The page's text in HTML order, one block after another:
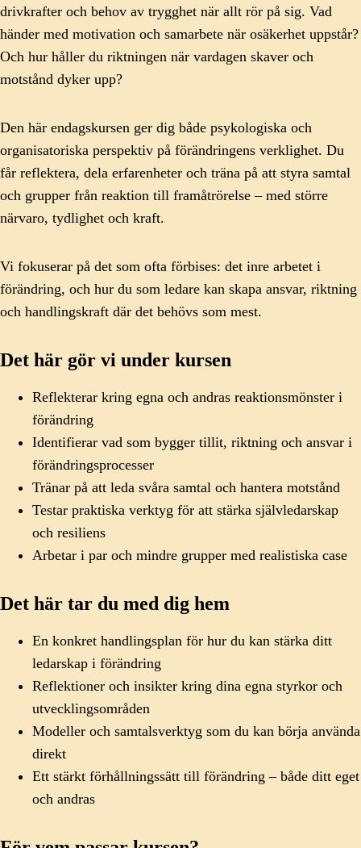
drivkrafter och behov av trygghet när allt rör på sig. Vad
händer med motivation och samarbete när osäkerhet uppstår?
Och hur håller du riktningen när vardagen skaver och
motstånd dyker upp?
Den här endagskursen ger dig både psykologiska och
organisatoriska perspektiv på förändringens verklighet. Du
får reflektera, dela erfarenheter och träna på att styra samtal
och grupper från reaktion till framåtrörelse – med större
närvaro, tydlighet och kraft.
Vi fokuserar på det som ofta förbises: det inre arbetet i
förändring, och hur du som ledare kan skapa ansvar, riktning
och handlingskraft där det behövs som mest.
Det här gör vi under kursen
Reflekterar kring egna och andras reaktionsmönster i
förändring
Identifierar vad som bygger tillit, riktning och ansvar i
förändringsprocesser
Tränar på att leda svåra samtal och hantera motstånd
Testar praktiska verktyg för att stärka självledarskap
och resiliens
Arbetar i par och mindre grupper med realistiska case
Det här tar du med dig hem
En konkret handlingsplan för hur du kan stärka ditt
ledarskap i förändring
Reflektioner och insikter kring dina egna styrkor och
utvecklingsområden
Modeller och samtalsverktyg som du kan börja använda
direkt
Ett stärkt förhållningssätt till förändring – både ditt eget
och andras